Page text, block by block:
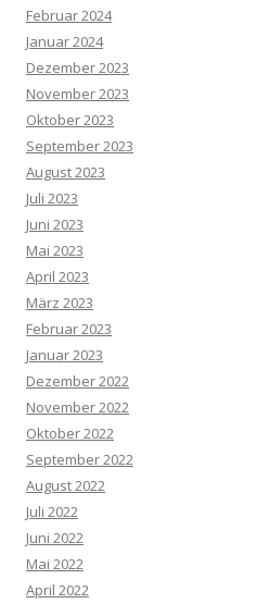
Februar 2024
Januar 2024
Dezember 2023
November 2023
Oktober 2023
September 2023
August 2023
Juli 2023
Juni 2023
Mai 2023
April 2023
März 2023
Februar 2023
Januar 2023
Dezember 2022
November 2022
Oktober 2022
September 2022
August 2022
Juli 2022
Juni 2022
Mai 2022
April 2022